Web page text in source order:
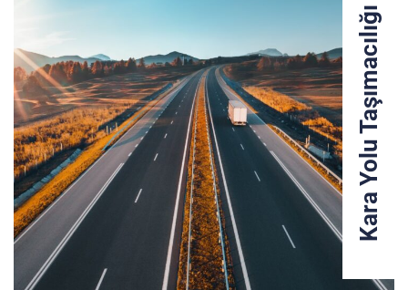
Kara Yolu Taşımacılığı